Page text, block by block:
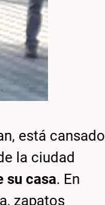
está cansado
la ciudad
su casa. En
zapatos